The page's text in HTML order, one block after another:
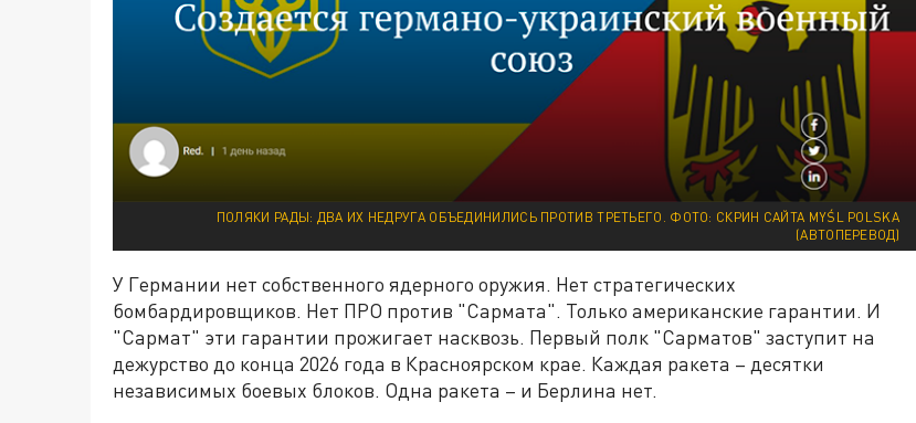
ПОЛЯКИ РАДЫ: ДВА ИХ НЕДРУГА ОБЪЕДИНИЛИСЬ ПРОТИВ ТРЕТЬЕГО. ФОТО: СКРИН САЙТА MYŚL POLSKA
(АВТОПЕРЕВОД)
У Германии нет собственного ядерного оружия. Нет стратегических
бомбардировщиков. Нет ПРО против "Сармата". Только американские гарантии. И
"Сармат" эти гарантии прожигает насквозь. Первый полк "Сарматов" заступит на
дежурство до конца 2026 года в Красноярском крае. Каждая ракета – десятки
независимых боевых блоков. Одна ракета – и Берлина нет.